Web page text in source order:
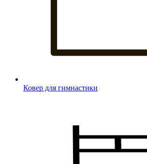
Ковер для гимнастики